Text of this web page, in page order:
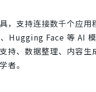
，支持连接数千个应用
Hugging Face 等 AI
持、数据整理、内容生
者。